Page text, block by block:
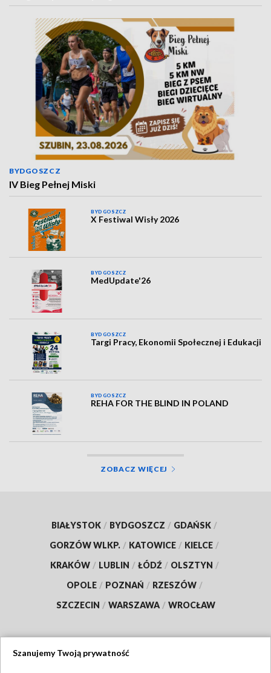
BYDGOSZCZ
IV Bieg Pełnej Miski
BYDGOSZCZ
X Festiwal Wisły 2026
BYDGOSZCZ
MedUpdate'26
BYDGOSZCZ
Targi Pracy, Ekonomii Społecznej i Edukacji
BYDGOSZCZ
REHA FOR THE BLIND IN POLAND
ZOBACZ WIĘCEJ
BIAŁYSTOK / BYDGOSZCZ / GDAŃSK /
GORZÓW WLKP. / KATOWICE / KIELCE /
KRAKÓW / LUBLIN / ŁÓDŹ / OLSZTYN /
OPOLE / POZNAŃ / RZESZÓW /
SZCZECIN / WARSZAWA / WROCŁAW
Szanujemy Twoją prywatność